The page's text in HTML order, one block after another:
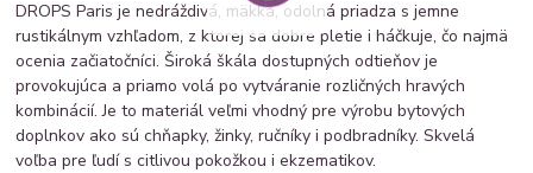
DROPS Paris je nedráždivá, mäkká, odolná priadza s jemne
rustikálnym vzhľadom, z ktorej sa dobre pletie i háčkuje, čo najmä
ocenia začiatočníci. Široká škála dostupných odtieňov je
provokujúca a priamo volá po vytváranie rozličných hravých
kombinácií. Je to materiál veľmi vhodný pre výrobu bytových
doplnkov ako sú chňapky, žinky, ručníky i podbradníky. Skvelá
voľba pre ľudí s citlivou pokožkou i ekzematikov.